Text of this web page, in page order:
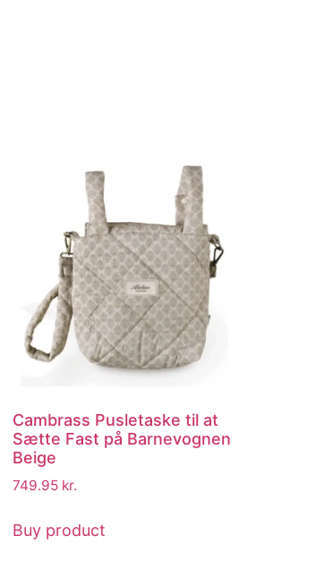
Cambrass Pusletaske til at
Sætte Fast på Barnevognen
Beige
749.95 kr.
Buy product